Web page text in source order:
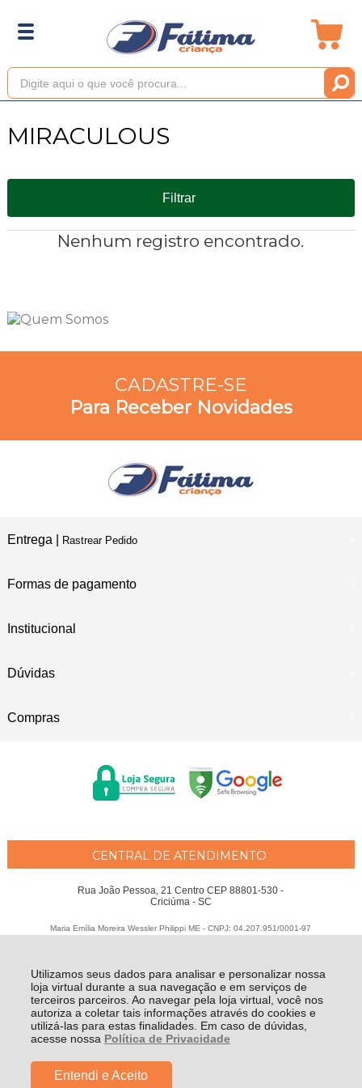
Utilizamos seus dados para analisar e personalizar nossa
loja virtual durante a sua navegação e em serviços de
terceiros parceiros. Ao navegar pela loja virtual, você nos
autoriza a coletar tais informações através do cookies e
utilizá-las para estas finalidades. Em caso de dúvidas,
acesse nossa Política de Privacidade
Entendi e Aceito
MIRACULOUS
Filtrar
Nenhum registro encontrado.
CADASTRE-SE
Para Receber Novidades
Entrega | Rastrear Pedido
Formas de pagamento
Institucional
Dúvidas
Compras
CENTRAL DE ATENDIMENTO
Rua João Pessoa, 21 Centro CEP 88801-530 -
Criciúma - SC
Maria Emília Moreira Wessler Philippi ME - CNPJ: 04.207.951/0001-97